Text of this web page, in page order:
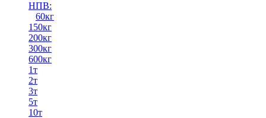
НПВ:
60кг
150кг
200кг
300кг
600кг
1т
2т
3т
5т
10т